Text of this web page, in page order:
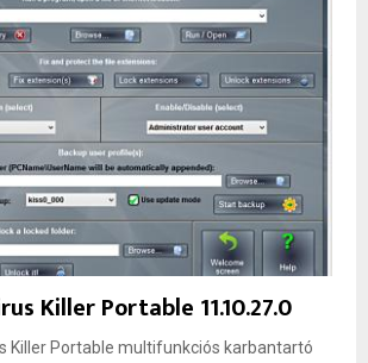
Killer Portable 11.10.27.0
Killer Portable multifunkciós karbantartó